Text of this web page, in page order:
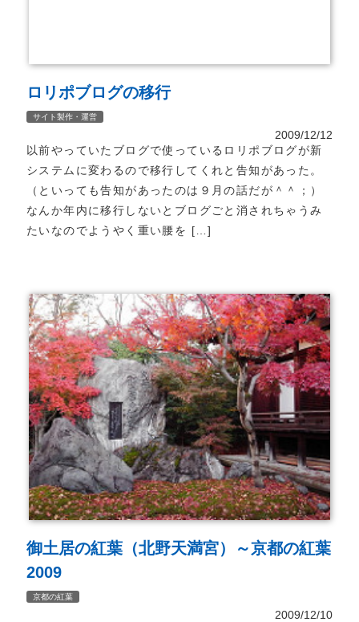
ロリポブログの移行
サイト製作・運営
2009/12/12
以前やっていたブログで使っているロリポブログが新
システムに変わるので移行してくれと告知があった。
（といっても告知があったのは９月の話だが＾＾；）
なんか年内に移行しないとブログごと消されちゃうみ
たいなのでようやく重い腰を […]
御土居の紅葉（北野天満宮）～京都の紅葉
2009
京都の紅葉
2009/12/10